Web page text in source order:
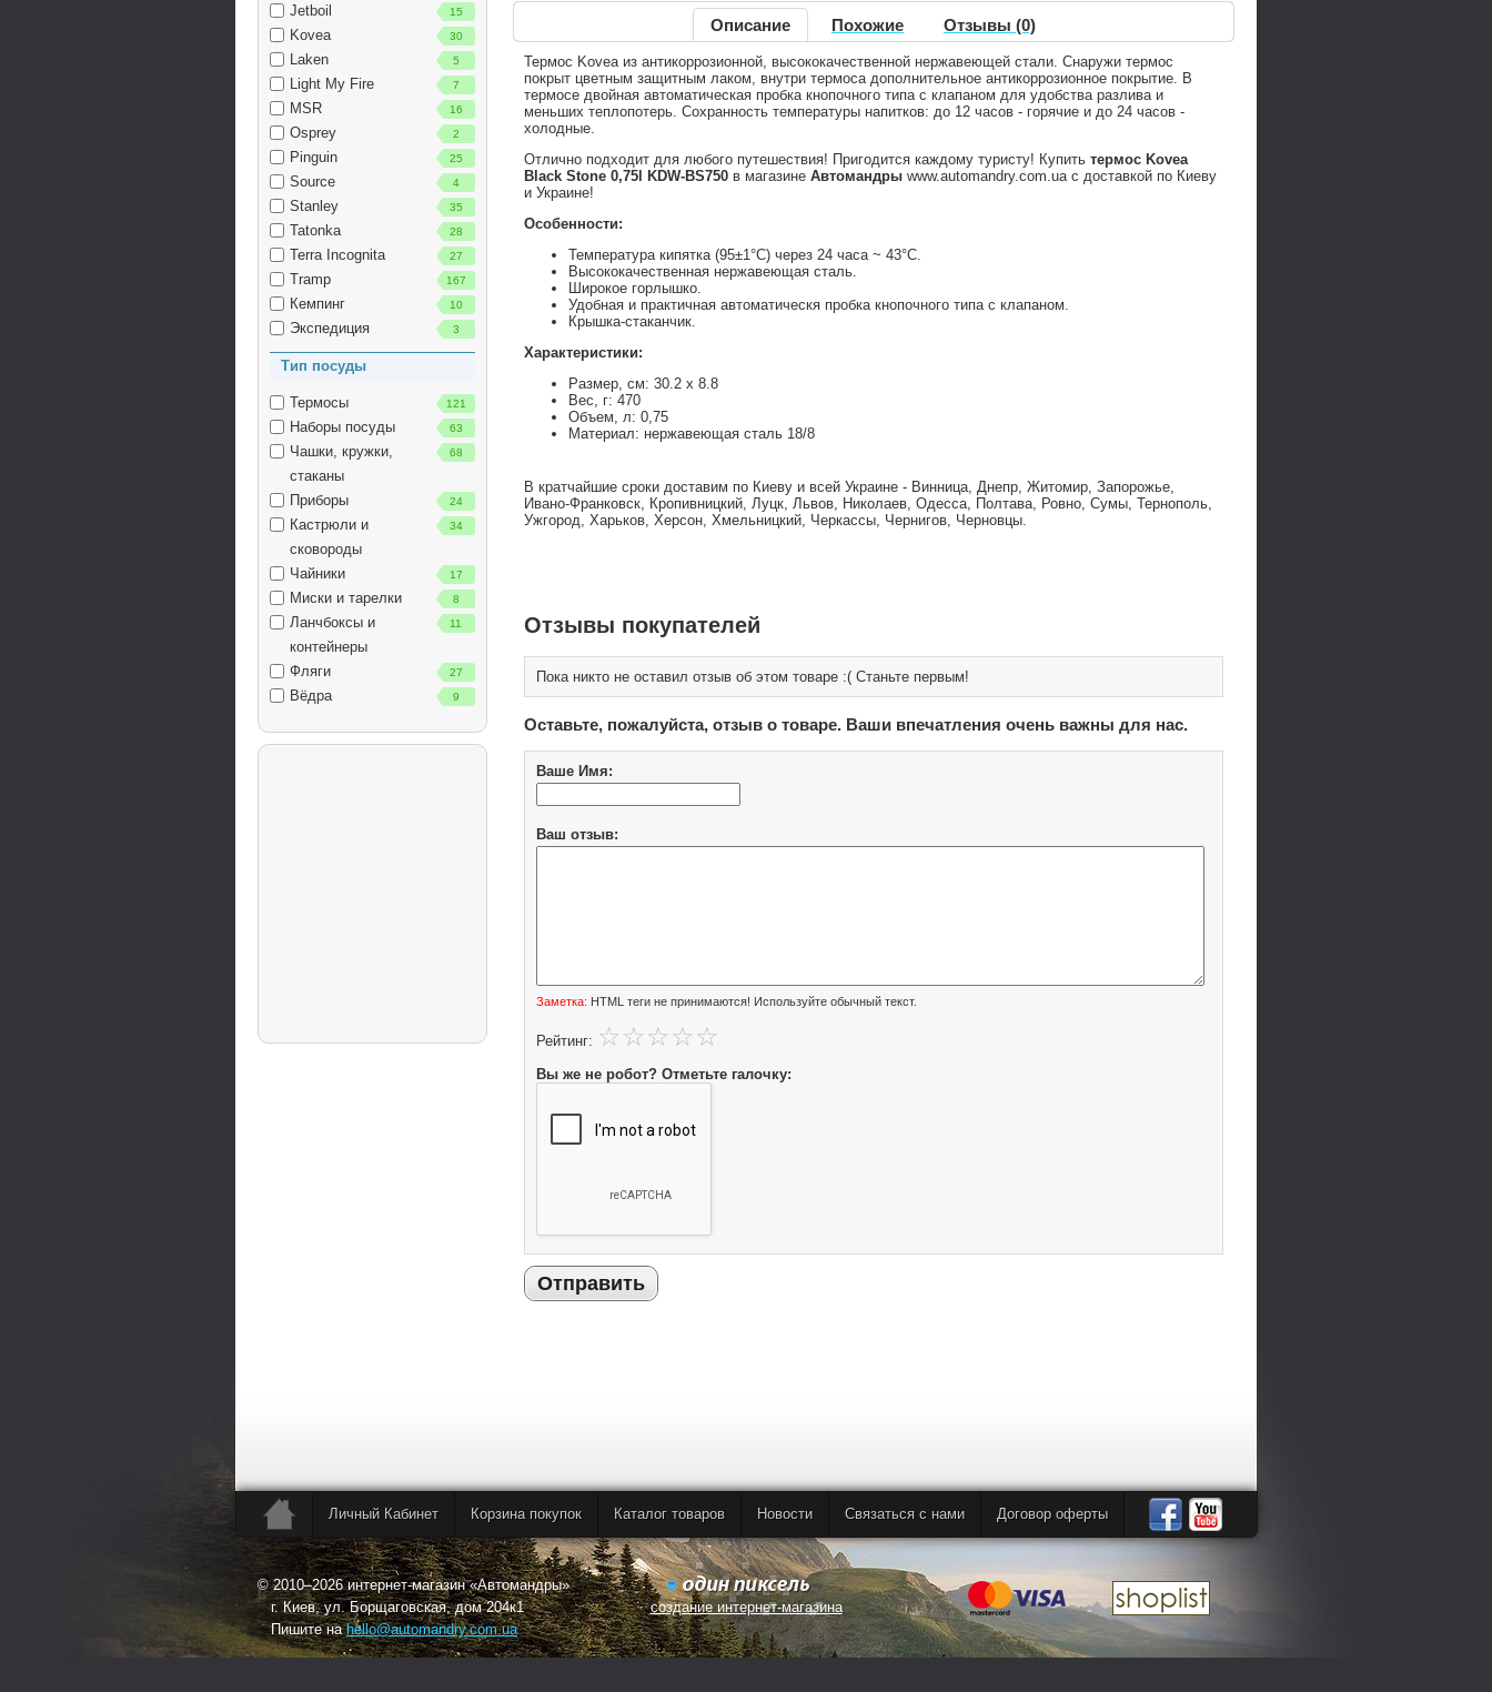
Jetboil 15
Kovea 30
Laken 5
Light My Fire 7
MSR 16
Osprey 2
Pinguin 25
Source 4
Stanley 35
Tatonka 28
Terra Incognita 27
Tramp 167
Кемпинг 10
Экспедиция 3
Тип посуды
Термосы 121
Наборы посуды 63
Чашки, кружки,
стаканы
68
Приборы 24
Кастрюли и
сковороды
34
Чайники 17
Миски и тарелки 8
Ланчбоксы и
контейнеры
11
Фляги 27
Вёдра 9
Описание Похожие Отзывы (0)
Термос Kovea из антикоррозионной, высококачественной нержавеющей стали. Снаружи термос
покрыт цветным защитным лаком, внутри термоса дополнительное антикоррозионное покрытие. В
термосе двойная автоматическая пробка кнопочного типа с клапаном для удобства разлива и
меньших теплопотерь. Сохранность температуры напитков: до 12 часов - горячие и до 24 часов -
холодные.
Отлично подходит для любого путешествия! Пригодится каждому туристу! Купить термос Kovea
Black Stone 0,75l KDW-BS750 в магазине Автомандры www.automandry.com.ua с доставкой по Киеву
и Украине!
Особенности:
Температура кипятка (95±1°C) через 24 часа ~ 43°C.
Высококачественная нержавеющая сталь.
Широкое горлышко.
Удобная и практичная автоматическя пробка кнопочного типа с клапаном.
Крышка-стаканчик.
Характеристики:
Размер, см: 30.2 x 8.8
Вес, г: 470
Объем, л: 0,75
Материал: нержавеющая сталь 18/8
В кратчайшие сроки доставим по Киеву и всей Украине - Винница, Днепр, Житомир, Запорожье,
Ивано-Франковск, Кропивницкий, Луцк, Львов, Николаев, Одесса, Полтава, Ровно, Сумы, Тернополь,
Ужгород, Харьков, Херсон, Хмельницкий, Черкассы, Чернигов, Черновцы.
Отзывы покупателей
Пока никто не оставил отзыв об этом товаре :( Станьте первым!
Оставьте, пожалуйста, отзыв о товаре. Ваши впечатления очень важны для нас.
Ваше Имя:
Ваш отзыв:
Заметка: HTML теги не принимаются! Используйте обычный текст.
Рейтинг:
Вы же не робот? Отметьте галочку:
Отправить
Личный Кабинет Корзина покупок Каталог товаров Новости Связаться с нами
Договор оферты
Автомандры
Автомандры
© 2010–2026 интернет-магазин «Автомандры»
г. Киев, ул. Борщаговская, дом 204к1
Пишите наhello@automandry.com.ua
создание интернет-магазина